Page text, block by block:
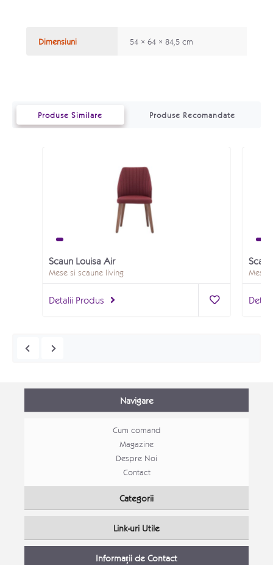
Dimensiuni 54 × 64 × 84,5 cm
Produse Similare Produse Recomandate
Scaun Louisa Air
Mese si scaune living
Detalii Produs
Mese
Mobila bucatarie moderna
Navigare
Cum comand
Magazine
Despre Noi
Contact
Categorii
Link-uri Utile
Informații de Contact